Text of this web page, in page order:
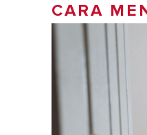
CARA